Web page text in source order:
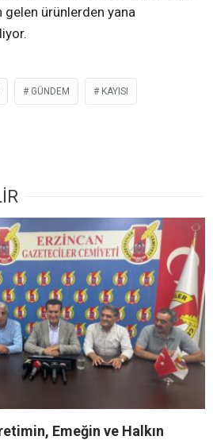
ürünlerden yana
GÜNDEM KAYISI
Emeğin ve Halkın